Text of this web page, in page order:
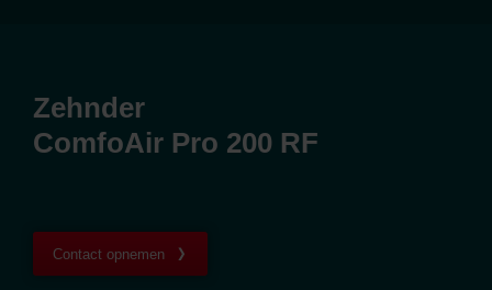
Zehnder
ComfoAir Pro 200 RF
Contact opnemen